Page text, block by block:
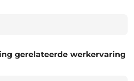
gerelateerde werkervaring